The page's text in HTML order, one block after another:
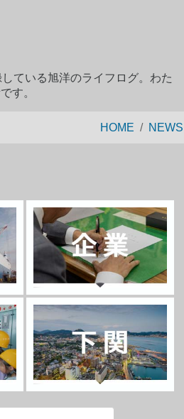
ている旭洋のライフログ。わた
す。
HOME NEWS